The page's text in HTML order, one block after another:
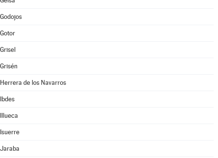
Godojos
Gotor
Grisel
Grisén
Herrera de los Navarros
Ibdes
Illueca
Isuerre
Jaraba